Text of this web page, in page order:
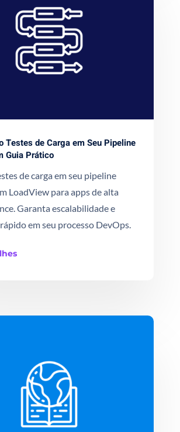
Testes de Carga em Seu Pipeline
Guia Prático
de carga em seu pipeline
LoadView para apps de alta
Garanta escalabilidade e
em seu processo DevOps.